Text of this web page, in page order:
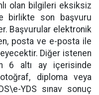
olan bilgileri eksiksiz
birlikte son başvuru
Başvurular elektronik
posta ve e-posta ile
Diğer istenen
6 altı ay içerisinde
diploma veya
YDS sınav sonuç